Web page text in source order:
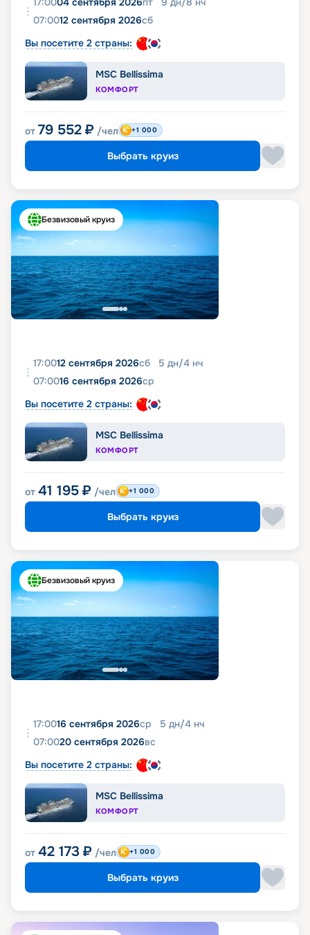
07:0012 сентября 2026сб
Вы посетите 2 страны:
MSC Bellissima
КОМФОРТ
от 79 552 ₽ /чел +1 000
Выбрать круиз
Безвизовый круиз
17:0012 сентября 2026сб 5 дн/4 нч
07:0016 сентября 2026ср
Вы посетите 2 страны:
MSC Bellissima
КОМФОРТ
от 41 195 ₽ /чел +1 000
Выбрать круиз
Безвизовый круиз
17:0016 сентября 2026ср 5 дн/4 нч
07:0020 сентября 2026вс
Вы посетите 2 страны:
MSC Bellissima
КОМФОРТ
от 42 173 ₽ /чел +1 000
Выбрать круиз